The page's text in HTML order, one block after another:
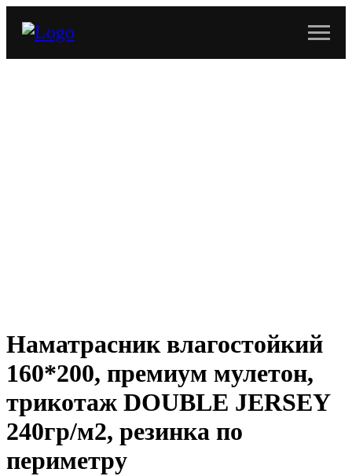
Наматрасник влагостойкий
160*200, премиум мулетон,
трикотаж DOUBLE JERSEY
240гр/м2, резинка по
периметру